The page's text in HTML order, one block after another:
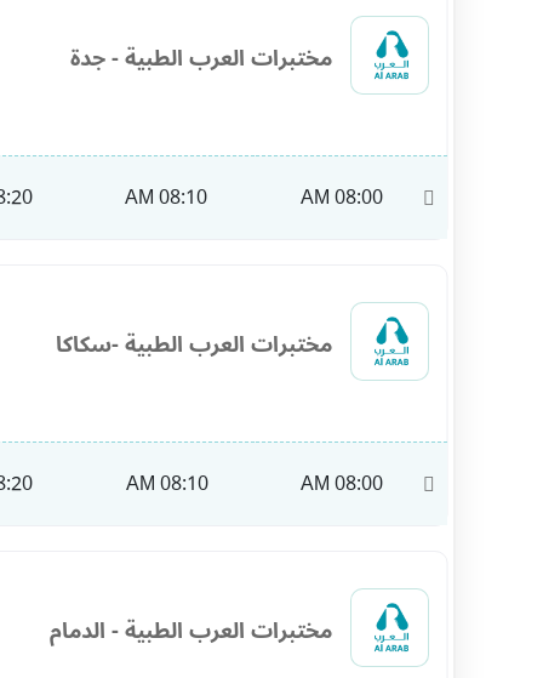
مختبرات العرب الطبية - جدة
08:00 AM
08:10 AM
AM
مختبرات العرب الطبية -سكاكا
08:00 AM
08:10 AM
AM
مختبرات العرب الطبية - الدمام